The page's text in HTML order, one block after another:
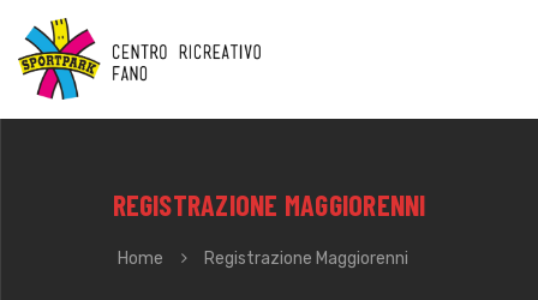
REGISTRAZIONE MAGGIORENNI
Home Registrazione Maggiorenni